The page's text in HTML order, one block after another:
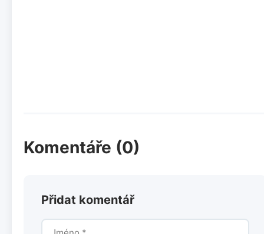
Komentáře (0)
Přidat komentář